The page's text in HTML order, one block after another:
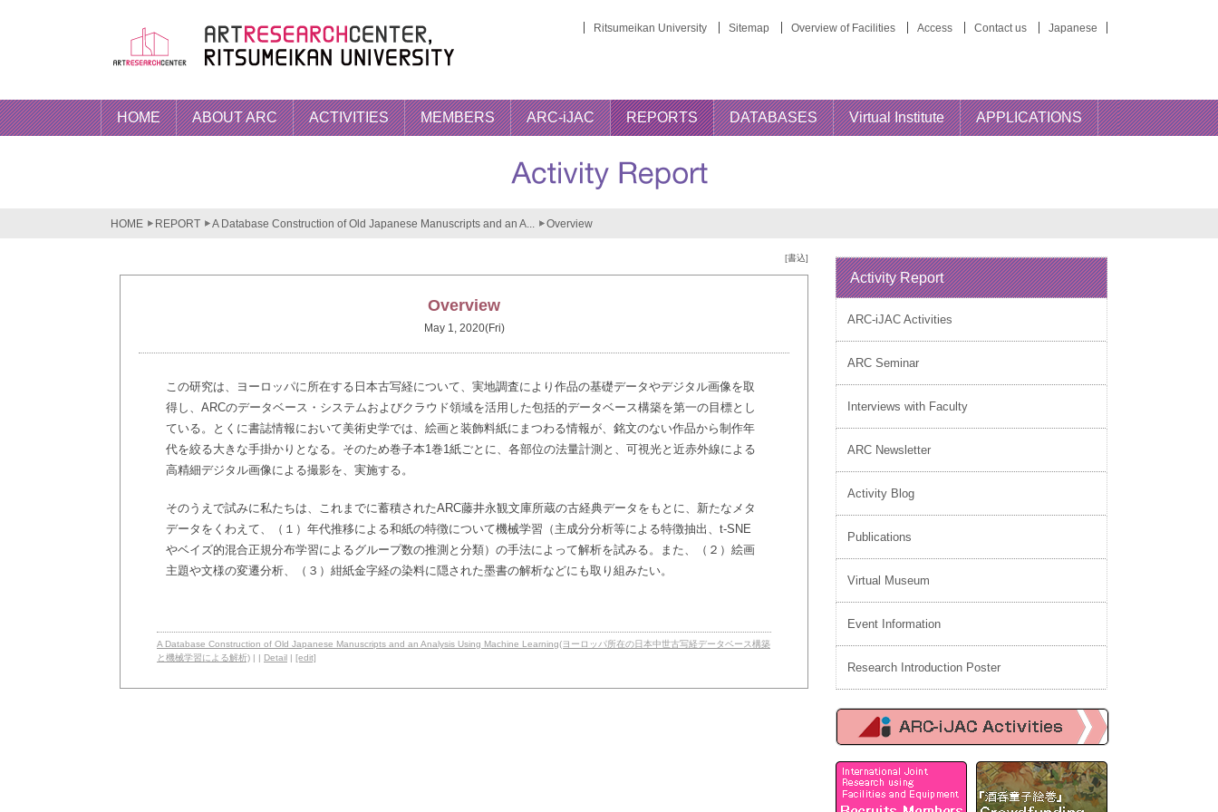
Ritsumeikan University Sitemap Overview of Facilities Access Contact us Japanese
HOME ABOUT ARC ACTIVITIES MEMBERS ARC-iJAC REPORTS DATABASES Virtual Institute APPLICATIONS
HOME REPORT A Database Construction of Old Japanese Manuscripts and an A... Overview
[書込]
Overview
May 1, 2020(Fri)
この研究は、ヨーロッパに所在する日本古写経について、実地調査により作品の基礎データやデジタル画像を取
得し、ARCのデータベース・システムおよびクラウド領域を活用した包括的データベース構築を第一の目標とし
ている。とくに書誌情報において美術史学では、絵画と装飾料紙にまつわる情報が、銘文のない作品から制作年
代を絞る大きな手掛かりとなる。そのため巻子本1巻1紙ごとに、各部位の法量計測と、可視光と近赤外線による
高精細デジタル画像による撮影を、実施する。
そのうえで試みに私たちは、これまでに蓄積されたARC藤井永観文庫所蔵の古経典データをもとに、新たなメタ
データをくわえて、（１）年代推移による和紙の特徴について機械学習（主成分分析等による特徴抽出、t-SNE
やベイズ的混合正規分布学習によるグループ数の推測と分類）の手法によって解析を試みる。また、（２）絵画
主題や文様の変遷分析、（３）紺紙金字経の染料に隠された墨書の解析などにも取り組みたい。
A Database Construction of Old Japanese Manuscripts and an Analysis Using Machine Learning(ヨーロッパ所在の日本中世古写経データベース構築
と機械学習による解析) | | Detail | [edit]
Activity Report
ARC-iJAC Activities
ARC Seminar
Interviews with Faculty
ARC Newsletter
Activity Blog
Publications
Virtual Museum
Event Information
Research Introduction Poster